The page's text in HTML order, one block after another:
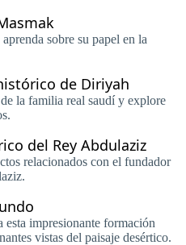
sobre su papel en la
de Diriyah
la familia real saudí y explore
del Rey Abdulaziz
relacionados con el fundador
esta impresionante formación
vistas del paisaje desértico.